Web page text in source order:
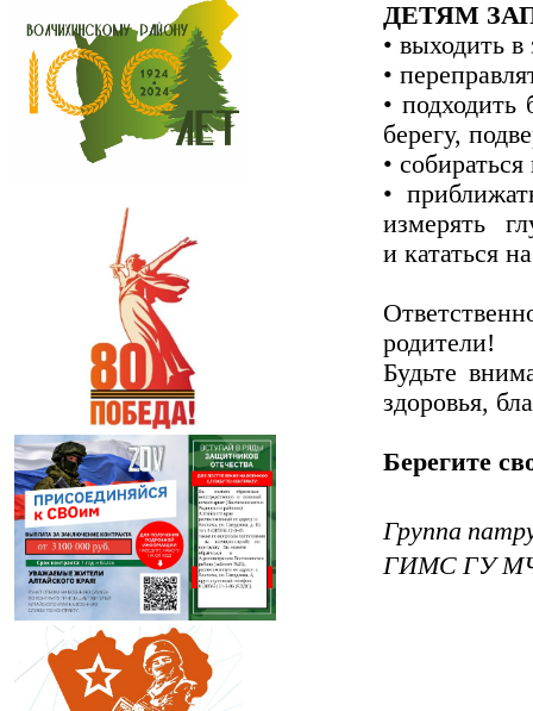
ДЕТЯМ
• выходить
•
• подходить
берегу,
•
•
измерять
и кататься
родители!
Будьте
здоровья,
Берегите
Группа
ГИМС ГУ